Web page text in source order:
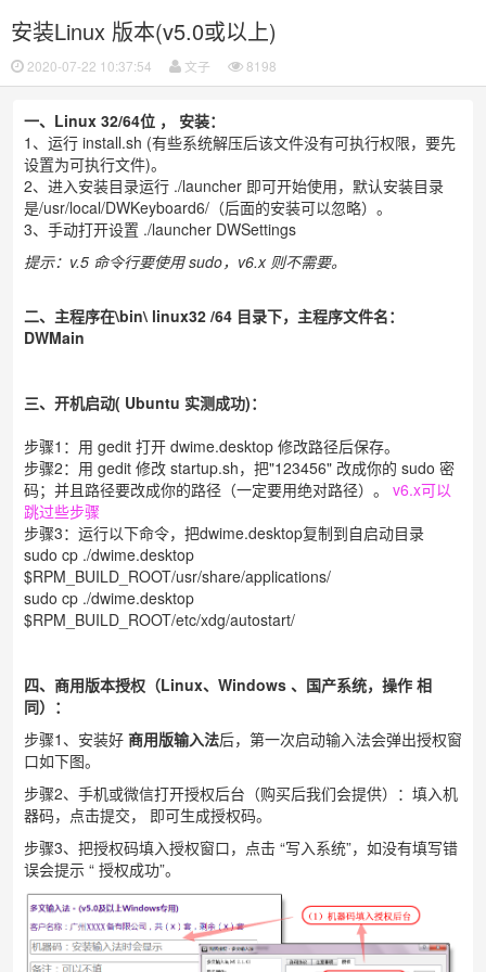
安装Linux 版本(v5.0或以上)
2020-07-22 10:37:54 文子 8198
一、Linux 32/64位 ，
安装：
1、运行 install.sh (有些系统解压后该文件没有可执行权限，要先
设置为可执行文件)。
2、进入安装目录运行 ./launcher 即可开始使用，默认安装目录
是/usr/local/DWKeyboard6/（后面的安装可以忽略）。
3、手动打开设置 ./launcher DWSettings
提示：v.5 命令行要使用 sudo，v6.x 则不需要。
二、主程序在\bin\ linux32 /64 目录下，主程序文件名：
DWMain
三、开机启动( Ubuntu 实测成功)：
步骤1：用 gedit 打开 dwime.desktop 修改路径后保存。
步骤2：用 gedit 修改 startup.sh，把"123456" 改成你的 sudo 密
码；并且路径要改成你的路径（一定要用绝对路径）。 v6.x可以
跳过些步骤
步骤3：运行以下命令，把dwime.desktop复制到自启动目录
sudo cp ./dwime.desktop
$RPM_BUILD_ROOT/usr/share/applications/
sudo cp ./dwime.desktop
$RPM_BUILD_ROOT/etc/xdg/autostart/
四、商用版本授权（Linux、Windows 、国产系统，操作 相
同）：
步骤1、安装好 商用版输入法后，第一次启动输入法会弹出授权窗
口如下图。
步骤2、手机或微信打开授权后台（购买后我们会提供） ：填入机
器码，点击提交， 即可生成授权码。
步骤3、把授权码填入授权窗口，点击 “写入系统”，如没有填写错
误会提示 “ 授权成功”。